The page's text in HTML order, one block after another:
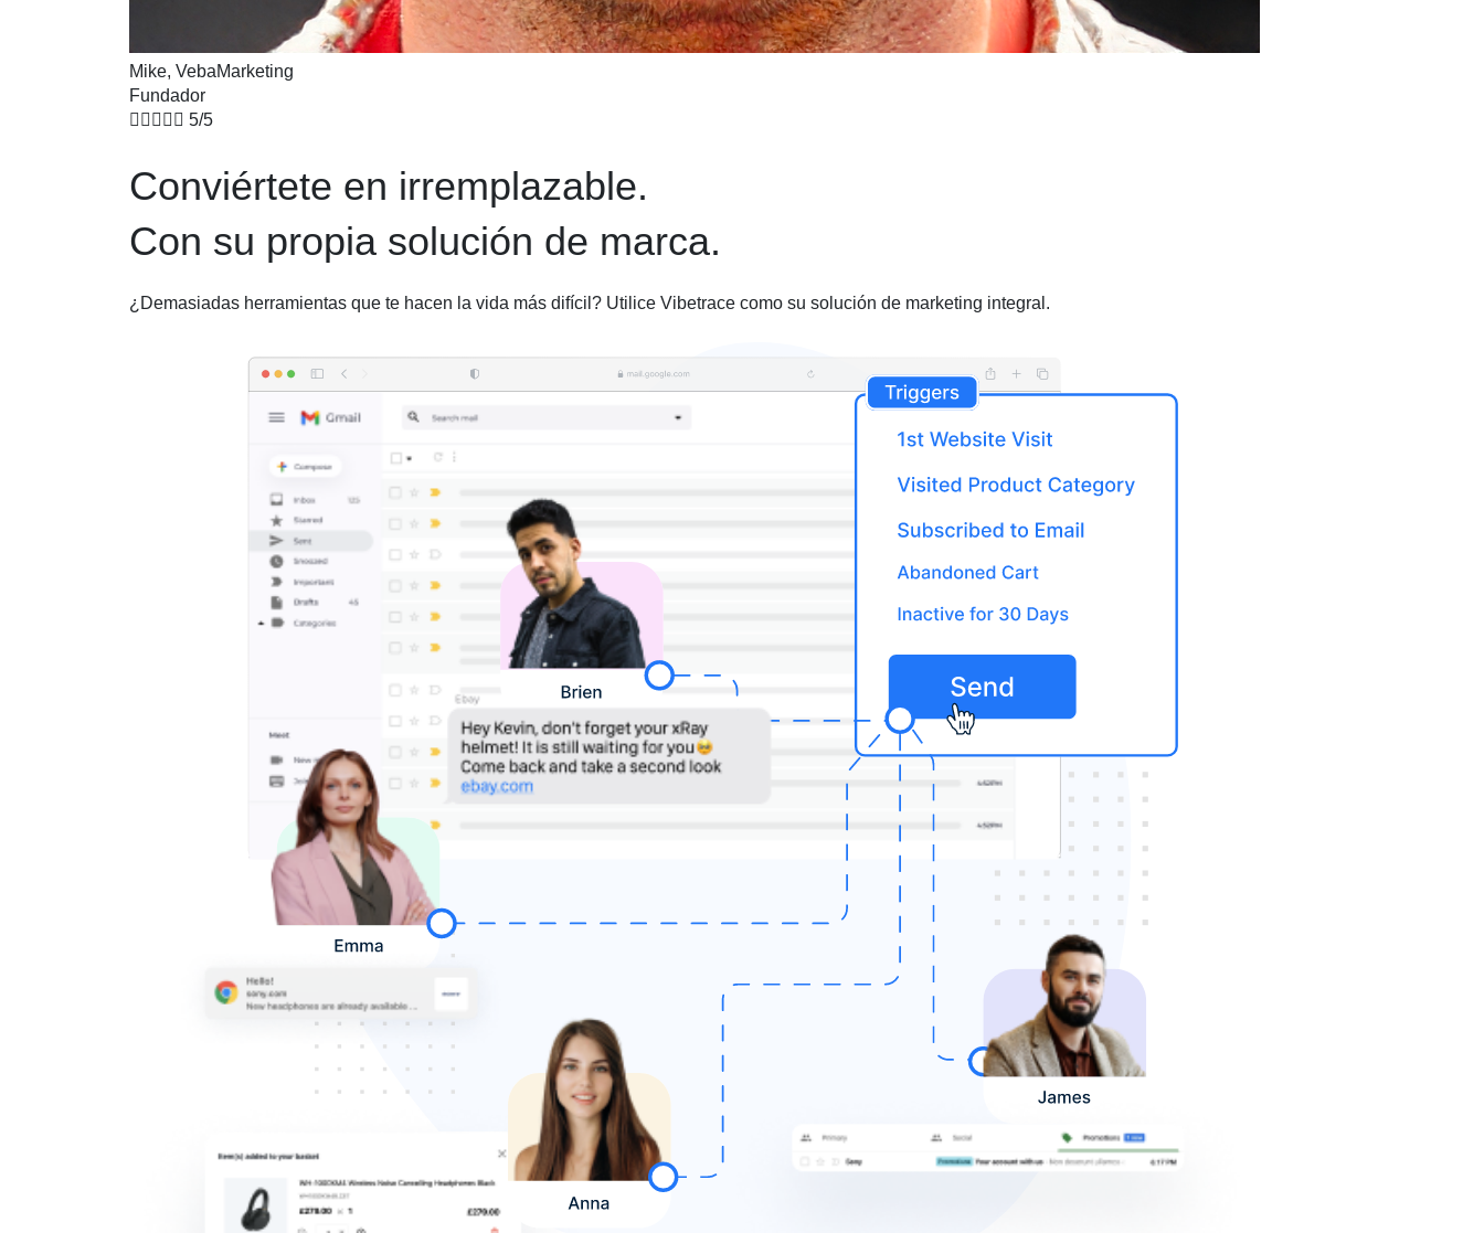
Mike, VebaMarketing
Fundador
     5/5
Conviértete en irremplazable.
Con su propia solución de marca.
¿Demasiadas herramientas que te hacen la vida más difícil? Utilice Vibetrace como su solución de marketing integral.